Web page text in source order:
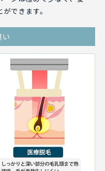
できます。